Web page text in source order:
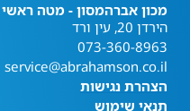
מכון אברהמסון - מטה ראשי
הירדן 20, עין ורד
073-360-8963
service@abrahamson.co.il
הצהרת נגישות
תנאי שימוש